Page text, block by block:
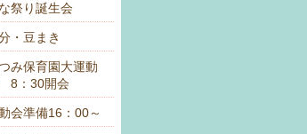
祭り誕生会
・豆まき
み保育園大運動
8：30開会
会準備16：00～